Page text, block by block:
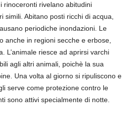
rinoceronti rivelano abitudini
simili. Abitano posti ricchi di acqua,
periodiche inondazioni. Le
anche in regioni secche e erbose,
L’animale riesce ad aprirsi varchi
agli altri animali, poichè la sua
Una volta al giorno si ripuliscono e
serve come protezione contro le
sono attivi specialmente di notte.